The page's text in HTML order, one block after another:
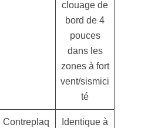
clouage de
bord de 4
pouces
dans les
zones à fort
vent/sismici
té
Contreplaq Identique à